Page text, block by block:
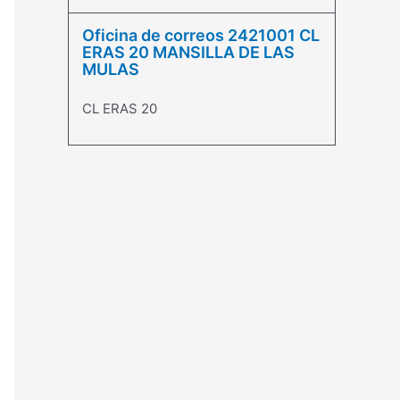
Oficina de correos 2421001 CL
ERAS 20 MANSILLA DE LAS
MULAS
CL ERAS 20